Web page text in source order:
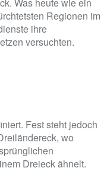
Regionen im
ihre
versuchten.
Fest steht jedoch
wo
Dreieck ähnelt.